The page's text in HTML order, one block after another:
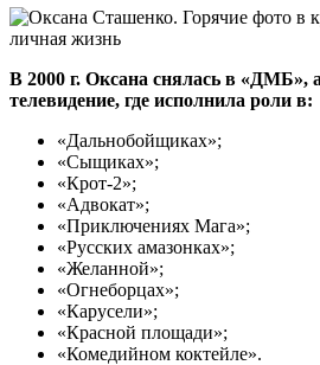
В 2000 г. Оксана снялась в «ДМБ»,
телевидение, где исполнила роли в:
«Дальнобойщиках»;
«Сыщиках»;
«Крот-2»;
«Адвокат»;
«Приключениях Мага»;
«Русских амазонках»;
«Желанной»;
«Огнеборцах»;
«Карусели»;
«Красной площади»;
«Комедийном коктейле».